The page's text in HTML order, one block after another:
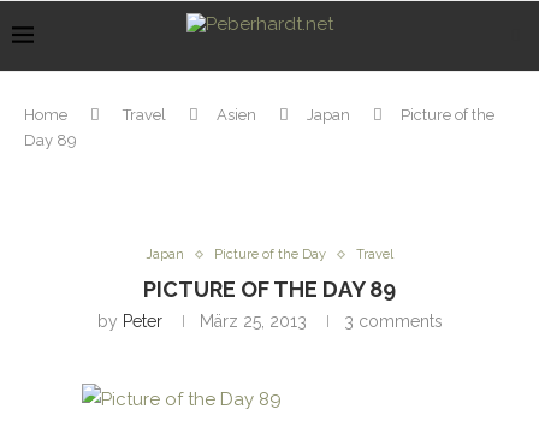
Home Travel Asien Japan
Picture of the
Day 89
Japan Picture of the Day Travel
PICTURE OF THE DAY 89
by Peter März 25, 2013 3 comments